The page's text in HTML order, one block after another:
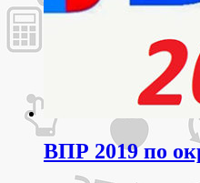
ВПР 2019 по